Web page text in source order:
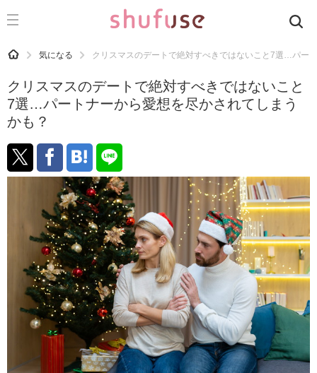
CATEGORY 記事カテゴリ
運気
洗濯
生活の知恵
お金
マナー
趣味
食材辞典
おすすめ
HOME 気になる クリスマスのデートで絶対すべきではないこと7選…パー
クリスマスのデートで絶対すべきではないこと
7選…パートナーから愛想を尽かされてしまう
かも？